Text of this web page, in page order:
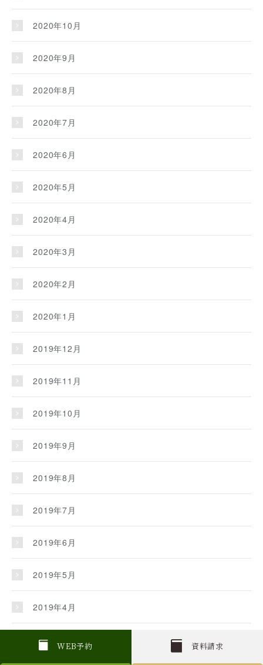
W EB予約 資料請求
2020年10月
2020年9月
2020年8月
2020年7月
2020年6月
2020年5月
2020年4月
2020年3月
2020年2月
2020年1月
2019年12月
2019年11月
2019年10月
2019年9月
2019年8月
2019年7月
2019年6月
2019年5月
2019年4月
2019年3月